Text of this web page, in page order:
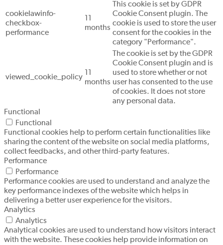
cookielawinfo-
checkbox-
performance
months
This cookie is set by GDPR
Cookie Consent plugin. The
cookie is used to store the user
consent for the cookies in the
category "Performance".
viewed_cookie_policy
months
The cookie is set by the GDPR
Cookie Consent plugin and is
used to store whether or not
user has consented to the use
of cookies. It does not store
any personal data.
Functional
Functional
Functional cookies help to perform certain functionalities like
sharing the content of the website on social media platforms,
collect feedbacks, and other third-party features.
Performance
Performance
Performance cookies are used to understand and analyze the
key performance indexes of the website which helps in
delivering a better user experience for the visitors.
Analytics
Analytics
Analytical cookies are used to understand how visitors interact
with the website. These cookies help provide information on